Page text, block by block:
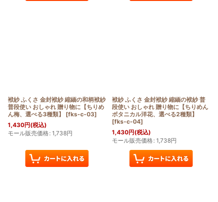
袱紗 ふくさ 金封袱紗 縮緬の和柄袱紗
普段使い おしゃれ 贈り物に【ちりめ
ん梅、選べる3種類】
[fks-c-03]
1,430円(税込)
モール販売価格: 1,738円
袱紗 ふくさ 金封袱紗 縮緬の袱紗 普
段使い おしゃれ 贈り物に【ちりめん
ボタニカル洋花、選べる2種類】
[fks-c-04]
1,430円(税込)
モール販売価格: 1,738円